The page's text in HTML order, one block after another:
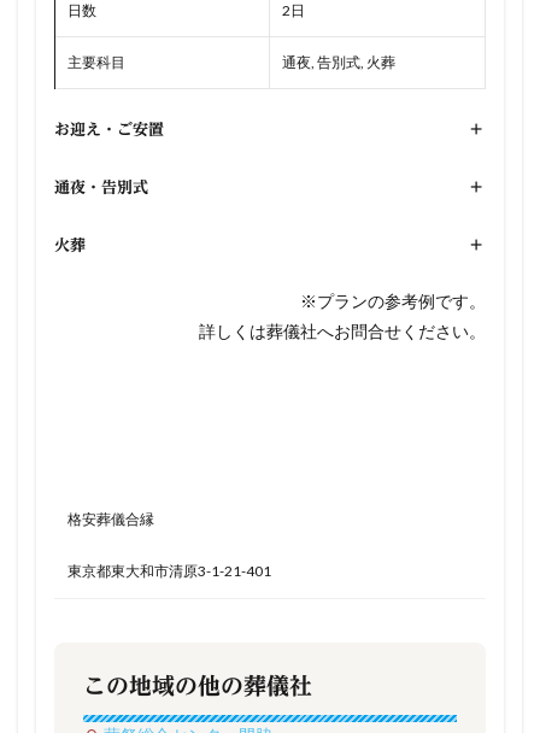
日数 2日
主要科目 通夜, 告別式, 火葬
お迎え・ご安置 +
通夜・告別式 +
火葬 +
※プランの参考例です。
詳しくは葬儀社へお問合せください。
格安葬儀合縁
東京都東大和市清原3-1-21-401
この地域の他の葬儀社